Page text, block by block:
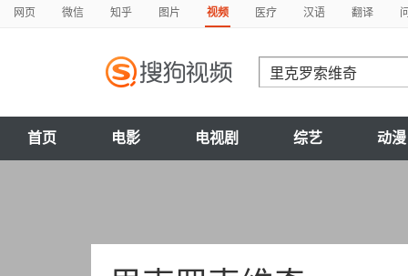
网页 微信 知乎 图片 视频 医疗 汉语 翻译
首页 电影 电视剧 综艺 动漫